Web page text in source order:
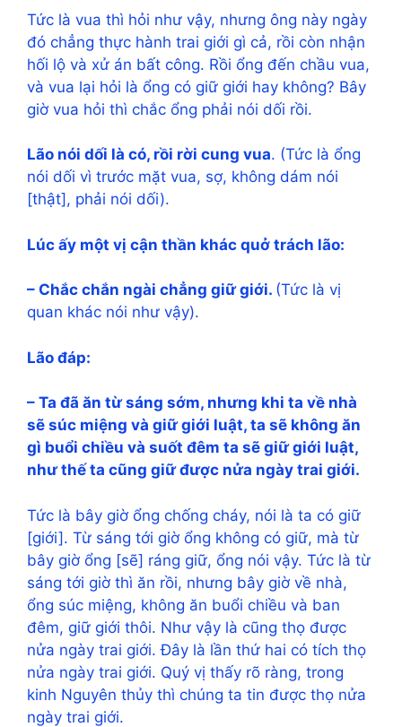
Tức là vua thì hỏi như vậy, nhưng ông này ngày
đó chẳng thực hành trai giới gì cả, rồi còn nhận
hối lộ và xử án bất công. Rồi ổng đến chầu vua,
và vua lại hỏi là ổng có giữ giới hay không? Bây
giờ vua hỏi thì chắc ổng phải nói dối rồi.
Lão nói dối là có, rồi rời cung vua. (Tức là ổng
nói dối vì trước mặt vua, sợ, không dám nói
[thật], phải nói dối).
Lúc ấy một vị cận thần khác quở trách lão:
– Chắc chắn ngài chẳng giữ giới. (Tức là vị
quan khác nói như vậy).
Lão đáp:
– Ta đã ăn từ sáng sớm, nhưng khi ta về nhà
sẽ súc miệng và giữ giới luật, ta sẽ không ăn
gì buổi chiều và suốt đêm ta sẽ giữ giới luật,
như thế ta cũng giữ được nửa ngày trai giới.
Tức là bây giờ ổng chống cháy, nói là ta có giữ
[giới]. Từ sáng tới giờ ổng không có giữ, mà từ
bây giờ ổng [sẽ] ráng giữ, ổng nói vậy. Tức là từ
sáng tới giờ thì ăn rồi, nhưng bây giờ về nhà,
ổng súc miệng, không ăn buổi chiều và ban
đêm, giữ giới thôi. Như vậy là cũng thọ được
nửa ngày trai giới. Đây là lần thứ hai có tích thọ
nửa ngày trai giới. Quý vị thấy rõ ràng, trong
kinh Nguyên thủy thì chúng ta tin được thọ nửa
ngày trai giới.